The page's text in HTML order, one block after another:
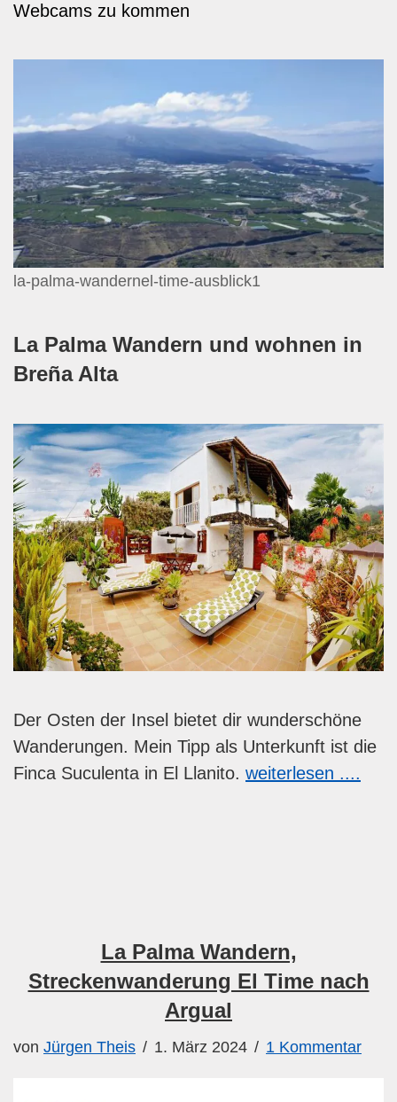
Webcams zu kommen
la-palma-wandernel-time-ausblick1
La Palma Wandern und wohnen in
Breña Alta
Der Osten der Insel bietet dir wunderschöne
Wanderungen. Mein Tipp als Unterkunft ist die
Finca Suculenta in El Llanito. weiterlesen ....
La Palma Wandern,
Streckenwanderung El Time nach
Argual
von Jürgen Theis 1. März 2024 1 Kommentar